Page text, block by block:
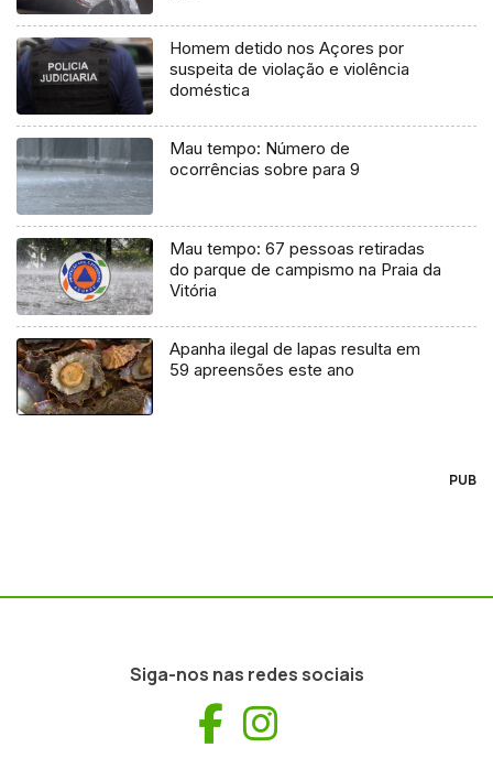
Homem detido nos Açores por
suspeita de violação e violência
doméstica
Mau tempo: Número de
ocorrências sobre para 9
Mau tempo: 67 pessoas retiradas
do parque de campismo na Praia da
Vitória
Apanha ilegal de lapas resulta em
59 apreensões este ano
PUB
Siga-nos nas redes sociais
Facebook